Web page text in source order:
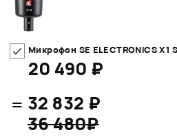
Микрофон SE ELECTRONICS X1 S
20 490 ₽
= 32 832 ₽
36 480₽